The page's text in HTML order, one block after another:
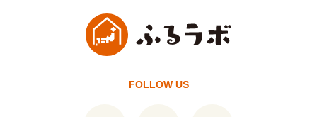
FOLLOW US